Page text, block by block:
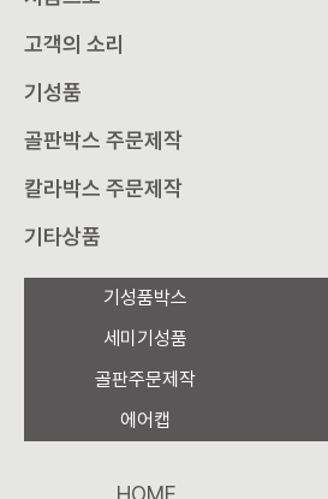
고객의 소리
기성품
골판박스 주문제작
칼라박스 주문제작
기타상품
기성품박스
세미기성품
골판주문제작
에어캡
HOME